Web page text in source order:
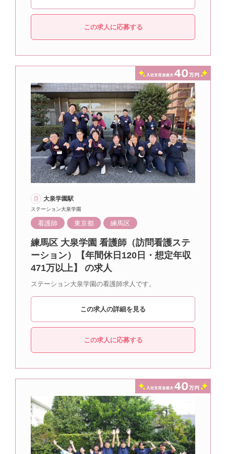
この求人に応募する
大泉学園駅
ステーション大泉学園
看護師 東京都 練馬区
練馬区 大泉学園 看護師（訪問看護ステ
ーション）【年間休日120日・想定年収
471万以上】 の求人
ステーション大泉学園の看護師求人です。
この求人の詳細を見る
この求人に応募する